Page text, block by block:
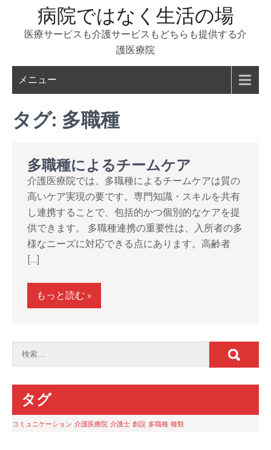
病院ではなく生活の場
医療サービスも介護サービスもどちらも提供する介
護医療院
メニュー
タグ: 多職種
多職種によるチームケア
介護医療院では、多職種によるチームケアは質の
高いケア実現の要です。専門知識・スキルを共有
し連携することで、包括的かつ個別的なケアを提
供できます。 多職種連携の重要性は、入所者の多
様なニーズに対応できる点にあります。高齢者
[…]
もっと読む »
タグ
コミュニケーション 介護医療院 介護士 創設 多職種 種類